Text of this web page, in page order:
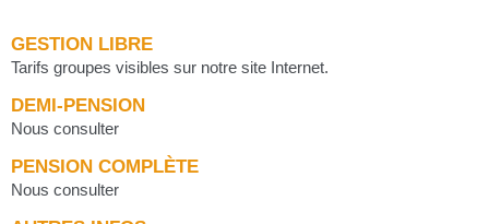
GESTION LIBRE
Tarifs groupes visibles sur notre site Internet.
DEMI-PENSION
Nous consulter
PENSION COMPLÈTE
Nous consulter